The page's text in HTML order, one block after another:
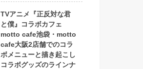
TVアニメ『正反対な君
と僕』コラボカフェ
motto cafe池袋・motto
cafe大阪2店舗でのコラ
ボメニューと描き起こし
コラボグッズのラインナ